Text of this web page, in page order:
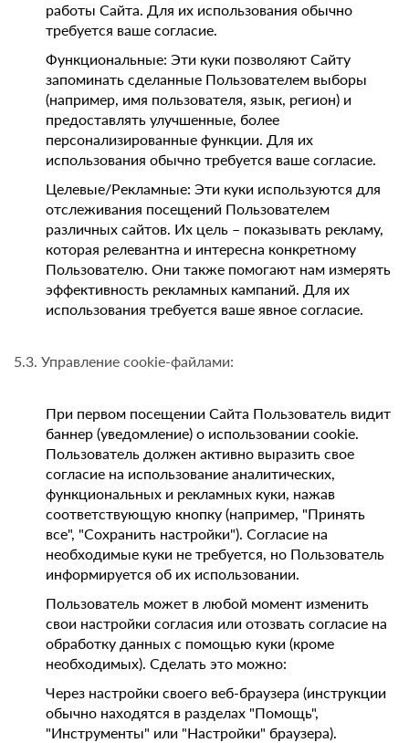
работы Сайта. Для их использования обычно
требуется ваше согласие.
Функциональные: Эти куки позволяют Сайту
запоминать сделанные Пользователем выборы
(например, имя пользователя, язык, регион) и
предоставлять улучшенные, более
персонализированные функции. Для их
использования обычно требуется ваше согласие.
Целевые/Рекламные: Эти куки используются для
отслеживания посещений Пользователем
различных сайтов. Их цель – показывать рекламу,
которая релевантна и интересна конкретному
Пользователю. Они также помогают нам измерять
эффективность рекламных кампаний. Для их
использования требуется ваше явное согласие.
5.3. Управление cookie-файлами:
При первом посещении Сайта Пользователь видит
баннер (уведомление) о использовании cookie.
Пользователь должен активно выразить свое
согласие на использование аналитических,
функциональных и рекламных куки, нажав
соответствующую кнопку (например, "Принять
все", "Сохранить настройки"). Согласие на
необходимые куки не требуется, но Пользователь
информируется об их использовании.
Пользователь может в любой момент изменить
свои настройки согласия или отозвать согласие на
обработку данных с помощью куки (кроме
необходимых). Сделать это можно:
Через настройки своего веб-браузера (инструкции
обычно находятся в разделах "Помощь",
"Инструменты" или "Настройки" браузера).